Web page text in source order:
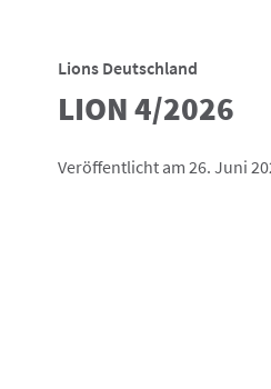
Lions Deutschland
LION 4/2026
Veröffentlicht am 26. Juni